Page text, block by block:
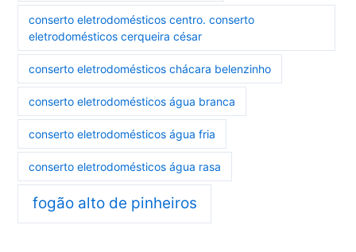
conserto eletrodomésticos centro. conserto
eletrodomésticos cerqueira césar
conserto eletrodomésticos chácara belenzinho
conserto eletrodomésticos água branca
conserto eletrodomésticos água fria
conserto eletrodomésticos água rasa
fogão alto de pinheiros